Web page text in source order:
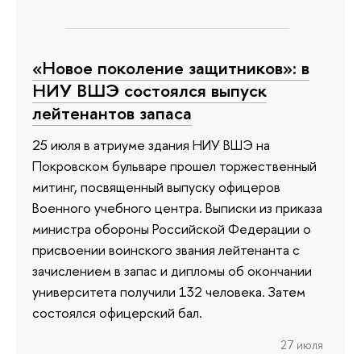
«Новое поколение защитников»: в
НИУ ВШЭ состоялся выпуск
лейтенантов запаса
25 июля в атриуме здания НИУ ВШЭ на
Покровском бульваре прошел торжественный
митинг, посвященный выпуску офицеров
Военного учебного центра. Выписки из приказа
министра обороны Российской Федерации о
присвоении воинского звания лейтенанта с
зачислением в запас и дипломы об окончании
университета получили 132 человека. Затем
состоялся офицерский бал.
27 июля